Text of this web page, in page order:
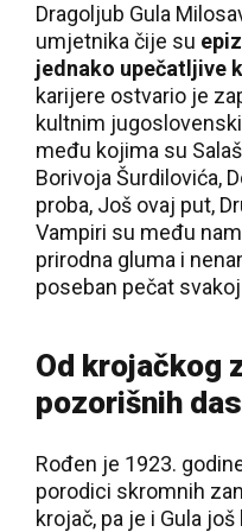
Dragoljub Gula
umjetnika čije su
jednako upečatljive
karijere ostvario je
kultnim
među kojima su
Borivoja Šurdilovića,
proba, Još ovaj put,
Vampiri su među
prirodna gluma i
poseban pečat
Od krojačkog
pozorišnih
Rođen je 1923.
porodici skromnih
krojač, pa je i Gula